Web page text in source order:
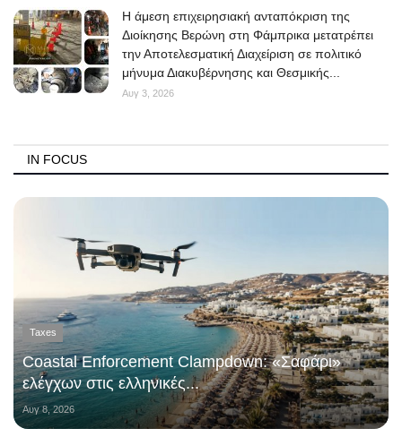
Η άμεση επιχειρησιακή ανταπόκριση της
Διοίκησης Βερώνη στη Φάμπρικα μετατρέπει
την Αποτελεσματική Διαχείριση σε πολιτικό
μήνυμα Διακυβέρνησης και Θεσμικής...
Αυγ 3, 2026
IN FOCUS
Taxes
Coastal Enforcement Clampdown: «Σαφάρι»
ελέγχων στις ελληνικές...
Αυγ 8, 2026